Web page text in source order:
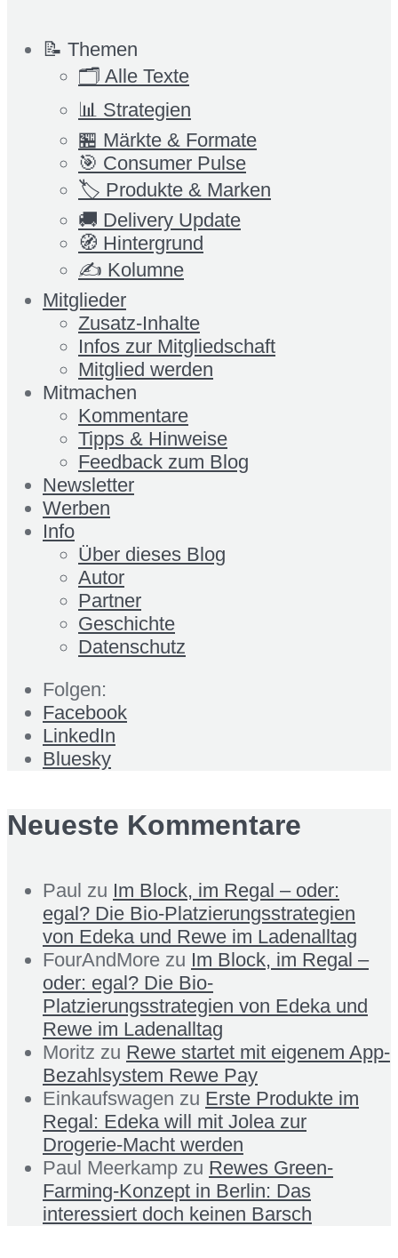
📝 Themen
🗂️ Alle Texte
📊 Strategien
🏪 Märkte & Formate
🎯 Consumer Pulse
🏷️ Produkte & Marken
🚚 Delivery Update
🧭 Hintergrund
✍️ Kolumne
Mitglieder
Zusatz-Inhalte
Infos zur Mitgliedschaft
Mitglied werden
Mitmachen
Kommentare
Tipps & Hinweise
Feedback zum Blog
Newsletter
Werben
Info
Über dieses Blog
Autor
Partner
Geschichte
Datenschutz
Folgen:
Facebook
LinkedIn
Bluesky
Neueste Kommentare
Paul zu Im Block, im Regal – oder:
egal? Die Bio-Platzierungsstrategien
von Edeka und Rewe im Ladenalltag
FourAndMore zu Im Block, im Regal –
oder: egal? Die Bio-
Platzierungsstrategien von Edeka und
Rewe im Ladenalltag
Moritz zu Rewe startet mit eigenem App-
Bezahlsystem Rewe Pay
Einkaufswagen zu Erste Produkte im
Regal: Edeka will mit Jolea zur
Drogerie-Macht werden
Paul Meerkamp zu Rewes Green-
Farming-Konzept in Berlin: Das
interessiert doch keinen Barsch